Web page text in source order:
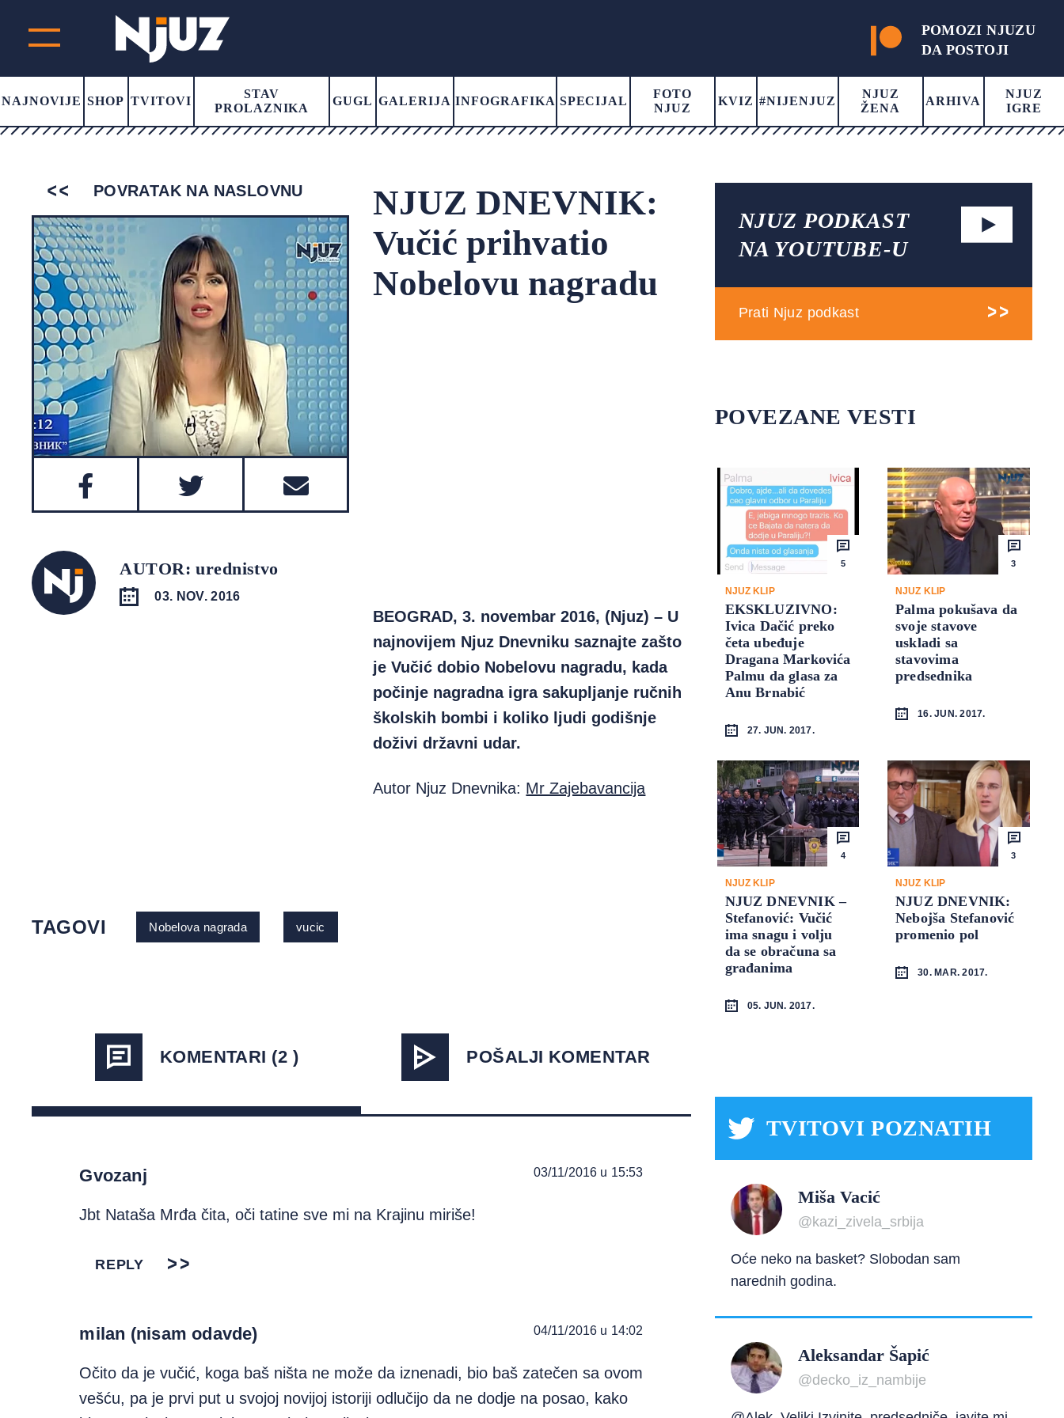
POMOZI NJUZU
DA POSTOJI
NAJNOVIJE SHOP TVITOVI
STAV
PROLAZNIKA
GUGL GALERIJA INFOGRAFIKA SPECIJAL
FOTO
NJUZ
KVIZ #NIJENJUZ
NJUZ
ŽENA
ARHIVA
NJUZ
IGRE
POVRATAK NA NASLOVNU
AUTOR: urednistvo
03. NOV. 2016
NJUZ DNEVNIK:
Vučić prihvatio
Nobelovu nagradu
BEOGRAD, 3. novembar 2016, (Njuz) – U
najnovijem Njuz Dnevniku saznajte zašto
je Vučić dobio Nobelovu nagradu, kada
počinje nagradna igra sakupljanje ručnih
školskih bombi i koliko ljudi godišnje
doživi državni udar.
Autor Njuz Dnevnika: Mr Zajebavancija
TAGOVI Nobelova nagrada vucic
KOMENTARI (2 ) POŠALJI KOMENTAR
Gvozanj 03/11/2016 u 15:53
Jbt Nataša Mrđa čita, oči tatine sve mi na Krajinu miriše!
REPLY
milan (nisam odavde) 04/11/2016 u 14:02
Očito da je vučić, koga baš ništa ne može da iznenadi, bio baš zatečen sa ovom
vešću, pa je prvi put u svojoj novijoj istoriji odlučijo da ne dodje na posao, kako
NJUZ PODKAST
NA YOUTUBE-U
Prati Njuz podkast
POVEZANE VESTI
5
NJUZ KLIP
EKSKLUZIVNO:
Ivica Dačić preko
četa ubeđuje
Dragana Markovića
Palmu da glasa za
Anu Brnabić
27. JUN. 2017.
3
NJUZ KLIP
Palma pokušava da
svoje stavove
uskladi sa
stavovima
predsednika
16. JUN. 2017.
4
NJUZ KLIP
NJUZ DNEVNIK –
Stefanović: Vučić
ima snagu i volju
da se obračuna sa
građanima
05. JUN. 2017.
3
NJUZ KLIP
NJUZ DNEVNIK:
Nebojša Stefanović
promenio pol
30. MAR. 2017.
TVITOVI POZNATIH
Miša Vacić
@kazi_zivela_srbija
Oće neko na basket? Slobodan sam
narednih godina.
Aleksandar Šapić
@decko_iz_nambije